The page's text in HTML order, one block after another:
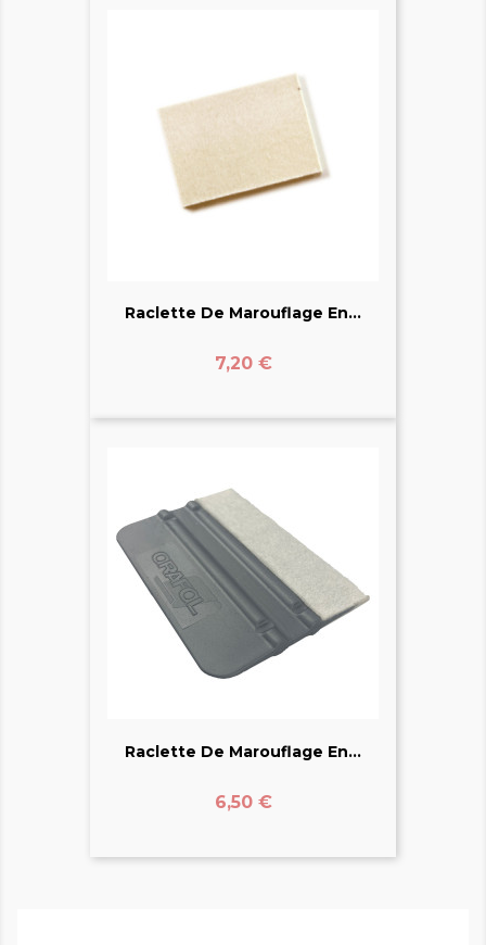
Raclette De Marouflage En...
Prix
7,20 €
Raclette De Marouflage En...
Prix
6,50 €